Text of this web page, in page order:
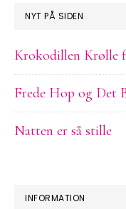
NYT PÅ SIDEN
Krokodillen Krølle
Frede Hop og Det
Natten er så stille
INFORMATION